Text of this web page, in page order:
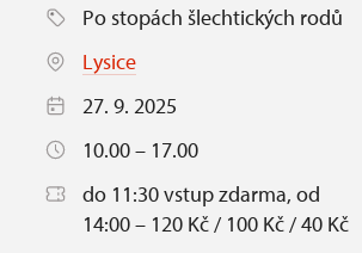
Po stopách šlechtických rodů
Lysice
27. 9. 2025
10.00 – 17.00
do 11:30 vstup zdarma, od
14:00 – 120 Kč / 100 Kč / 40 Kč